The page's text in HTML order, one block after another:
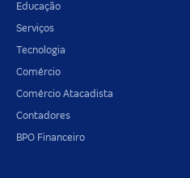
Educação
Serviços
Tecnologia
Comércio
Comércio Atacadista
Contadores
BPO Financeiro